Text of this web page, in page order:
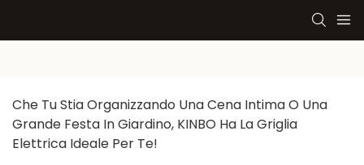
Che Tu Stia Organizzando Una Cena Intima O Una
Grande Festa In Giardino, KINBO Ha La Griglia
Elettrica Ideale Per Te!